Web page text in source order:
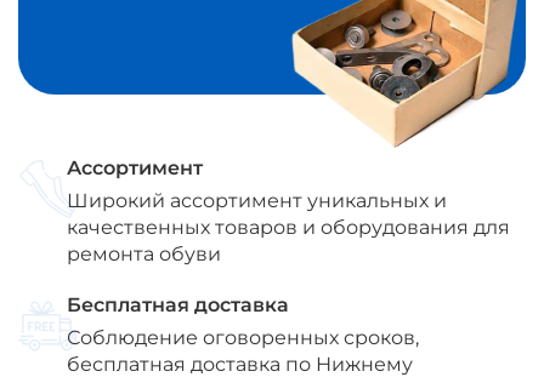
Ассортимент
Широкий ассортимент уникальных и
качественных товаров и оборудования для
ремонта обуви
Бесплатная доставка
Соблюдение оговоренных сроков,
бесплатная доставка по Нижнему